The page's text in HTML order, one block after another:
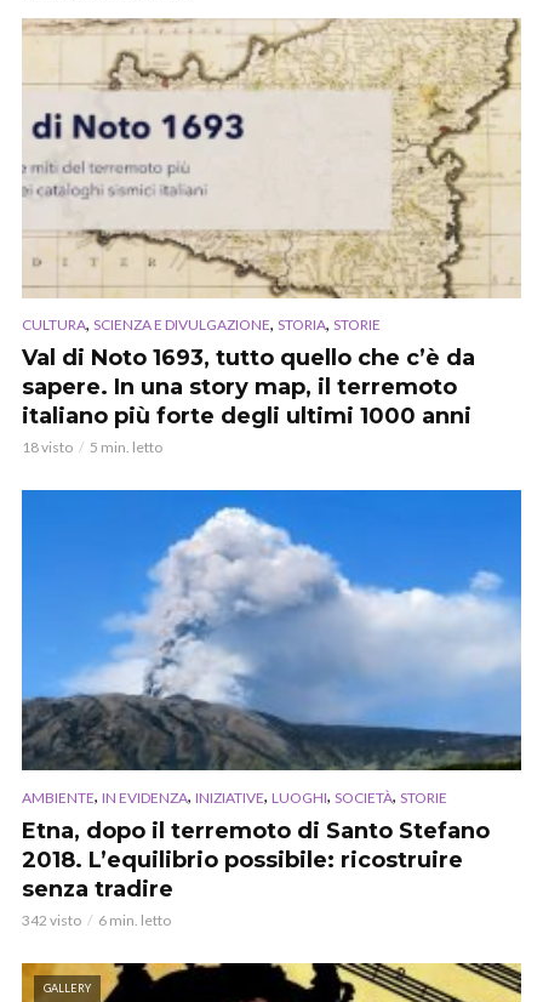
CULTURA, SCIENZA E DIVULGAZIONE, STORIA, STORIE
Val di Noto 1693, tutto quello che c’è da
sapere. In una story map, il terremoto
italiano più forte degli ultimi 1000 anni
18 visto 5 min. letto
AMBIENTE, IN EVIDENZA, INIZIATIVE, LUOGHI, SOCIETÀ, STORIE
Etna, dopo il terremoto di Santo Stefano
2018. L’equilibrio possibile: ricostruire
senza tradire
342 visto 6 min. letto
GALLERY